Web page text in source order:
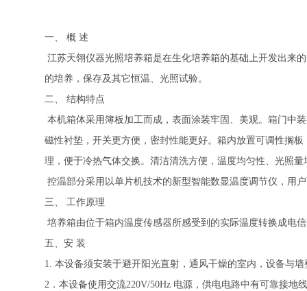
一、 概 述
江苏天翎仪器光照培养箱是在生化培养箱的基础上开发出来
的培养，保存及其它恒温、光照试验。
二、 结构特点
本机箱体采用簿板加工而成，表面涂装牢固、美观。箱门中
磁性衬垫，开关更方便，密封性能更好。箱内放置可调性搁
理，便于冷热气体交换。清洁清洗方便，温度均匀性、光照
控温部分采用以单片机技术的新型智能数显温度调节仪，用
三、 工作原理
培养箱由位于箱内温度传感器所感受到的实际温度转换成电
五、安 装
1. 本设备须安装于避开阳光直射，通风干燥的室内，设备与墙
2．本设备使用交流220V/50Hz 电源，供电电路中有可靠接地